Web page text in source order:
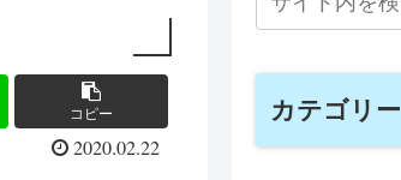
コピー
2020.02.22
カテゴリー